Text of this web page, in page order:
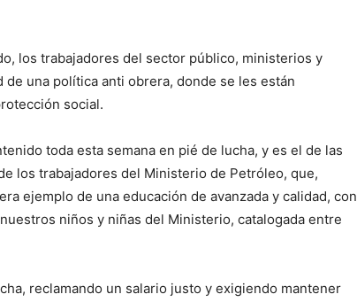
los trabajadores del sector público, ministerios y
una política anti obrera, donde se les están
social.
toda esta semana en pié de lucha, y es el de las
los trabajadores del Ministerio de Petróleo, que,
ejemplo de una educación de avanzada y calidad, con
niños y niñas del Ministerio, catalogada entre
reclamando un salario justo y exigiendo mantener